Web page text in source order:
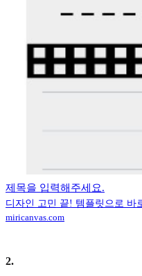
제목을 입력해주세요.
디자인 고민 끝! 템플릿으로 바
miricanvas.com
2.